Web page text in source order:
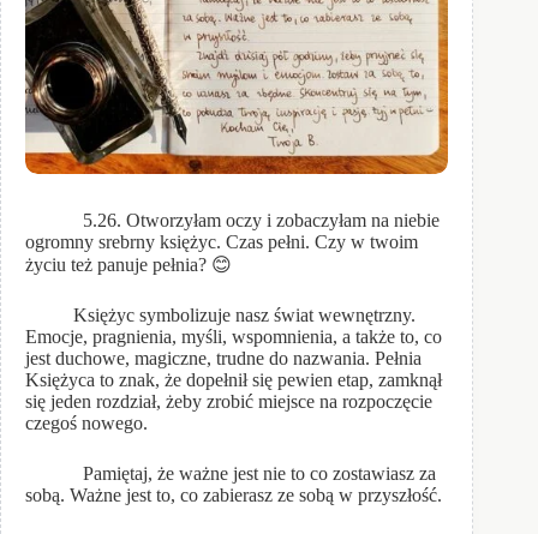
5.26. Otworzyłam oczy i zobaczyłam na niebie
ogromny srebrny księżyc. Czas pełni. Czy w twoim
życiu też panuje pełnia? 😊
Księżyc symbolizuje nasz świat wewnętrzny.
Emocje, pragnienia, myśli, wspomnienia, a także to, co
jest duchowe, magiczne, trudne do nazwania. Pełnia
Księżyca to znak, że dopełnił się pewien etap, zamknął
się jeden rozdział, żeby zrobić miejsce na rozpoczęcie
czegoś nowego.
Pamiętaj, że ważne jest nie to co zostawiasz za
sobą. Ważne jest to, co zabierasz ze sobą w przyszłość.